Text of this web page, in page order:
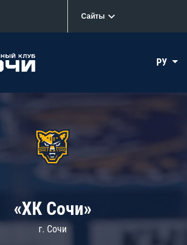
Сайты
РУ
«ХК Сочи»
г. Сочи